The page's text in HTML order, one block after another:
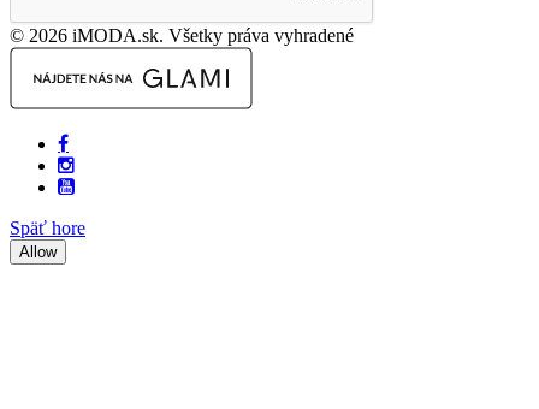
© 2026 iMODA.sk. Všetky práva vyhradené
Späť hore
Allow